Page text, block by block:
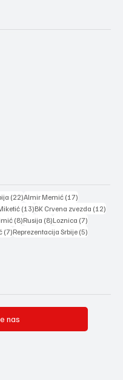
(22)22 posts
Almir Memić (17)
(13)13 posts
BK Crvena zvezda (12)
(8)8 posts
Rusija (8)8 posts
Loznica (7)
(7)7 posts
Reprezentacija Srbije (5)
nas